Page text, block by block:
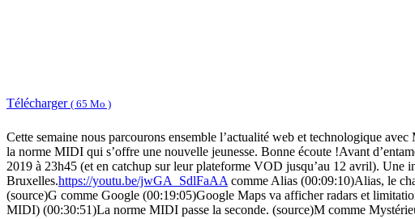
Télécharger ( 65 Mo )
Cette semaine nous parcourons ensemble l’actualité web et technologique
la norme MIDI qui s’offre une nouvelle jeunesse. Bonne écoute !Avant
2019 à 23h45 (et en catchup sur leur plateforme VOD jusqu’au 12 avril). Une
Bruxelles.https://youtu.be/jwGA_SdlFaAAcomme Alias (00:09:10)Alias, le
(source)G comme Google (00:19:05)Google Maps va afficher radars et
MIDI) (00:30:51)La norme MIDI passe la seconde. (source)M comme